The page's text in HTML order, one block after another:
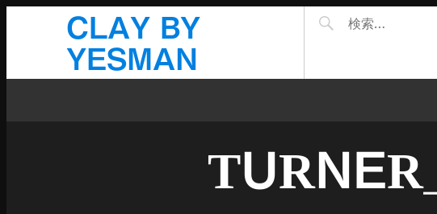
CLAY BY
YESMAN